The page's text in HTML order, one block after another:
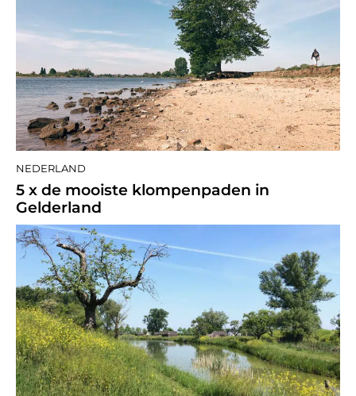
NEDERLAND
5 x de mooiste klompenpaden in
Gelderland